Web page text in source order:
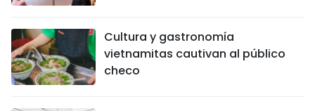
Cultura y gastronomía
vietnamitas cautivan al público
checo